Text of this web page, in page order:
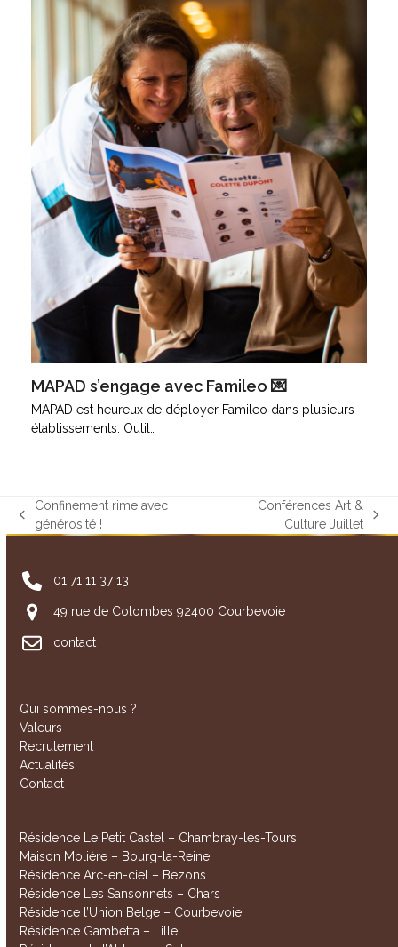
MAPAD s’engage avec Famileo 💌
MAPAD est heureux de déployer Famileo dans plusieurs
établissements. Outil…
previous
Confinement rime avec
générosité !
Conférences Art &
Culture Juillet
01 71 11 37 13
49 rue de Colombes 92400 Courbevoie
contact
Qui sommes-nous ?
Valeurs
Recrutement
Actualités
Contact
Résidence Le Petit Castel – Chambray-les-Tours
Maison Molière – Bourg-la-Reine
Résidence Arc-en-ciel – Bezons
Résidence Les Sansonnets – Chars
Résidence l’Union Belge – Courbevoie
Résidence Gambetta – Lille